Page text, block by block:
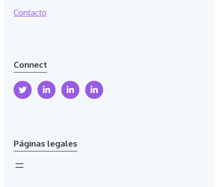
Contacto
Connect
Páginas legales